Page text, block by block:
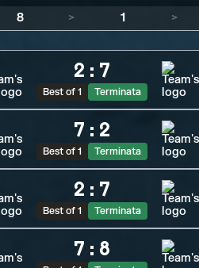
8 > 1 >
2 : 7
Best of 1 Terminata
7 : 2
Best of 1 Terminata
2 : 7
Best of 1 Terminata
7 : 8